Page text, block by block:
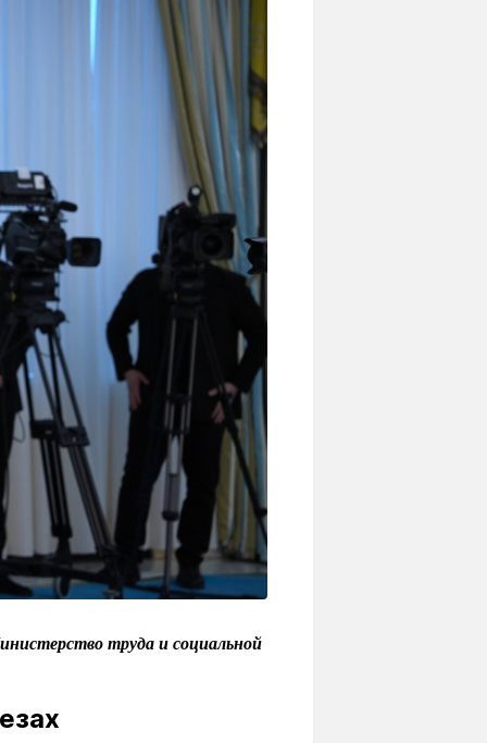
труда и социальной